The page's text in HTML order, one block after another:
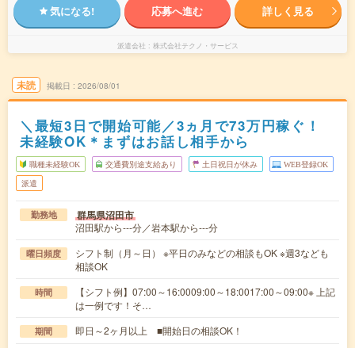
気になる! 応募へ進む 詳しく見る
派遣会社 株式会社テクノ・サービス
未読 掲載日 2026/08/01
＼最短3日で開始可能／3ヵ月で73万円稼ぐ！
未経験OK＊まずはお話し相手から
職種未経験OK 交通費別途支給あり 土日祝日が休み WEB登録OK
派遣
勤務地 群馬県沼田市
沼田駅から---分／岩本駅から---分
曜日頻度
シフト制（月～日） ※平日のみなどの相談もOK ※週3なども
相談OK
時間
【シフト例】07:00～16:0009:00～18:0017:00～09:00※ 上記
は一例です！そ…
期間 即日～2ヶ月以上 ■開始日の相談OK！